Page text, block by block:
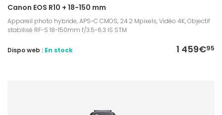
Canon EOS R10 + 18-150 mm
Appareil photo hybride, APS-C CMOS, 24.2 Mpixels, Vidéo 4K, Objectif
stabilisé RF-S 18-150mm f/3.5-6.3 IS STM
1 459€95
Dispo web : En stock